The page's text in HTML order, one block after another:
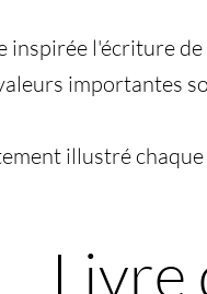
inspirée l'écriture
importantes
illustré
Livre